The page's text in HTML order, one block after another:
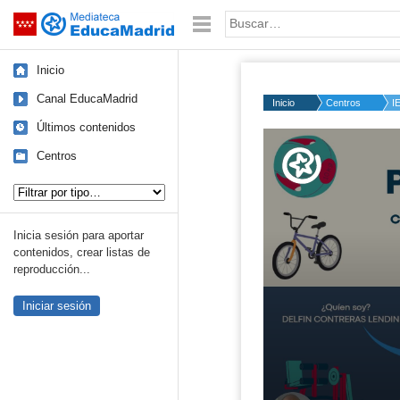
Saltar navegación Palabra o frase:
Inicio
Canal EducaMadrid
Últimos contenidos
Centros
Inicia sesión para aportar
contenidos, crear listas de
reproducción...
Iniciar sesión
Inicio Centros
Volume
50%